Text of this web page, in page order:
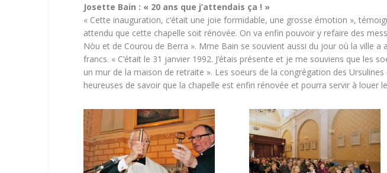
Josette Bain : « 20 ans que j’attendais ça ! »
« Cette inauguration, c’était une joie formidable, une grosse émotion »,
attendu que cette chapelle soit rénovée. On va enfin pouvoir y refaire des
Nòu et de Courou de Berra ». Mme Bain se souvient aussi du jour où la ville
francs. « C’était le 31 janvier 1992. J’étais présente et je me souviens que les
un mur de la maison de retraite ». Les soeurs de la congrégation des
heureuses de savoir que la chapelle est enfin rénovée et pourra servir à louer